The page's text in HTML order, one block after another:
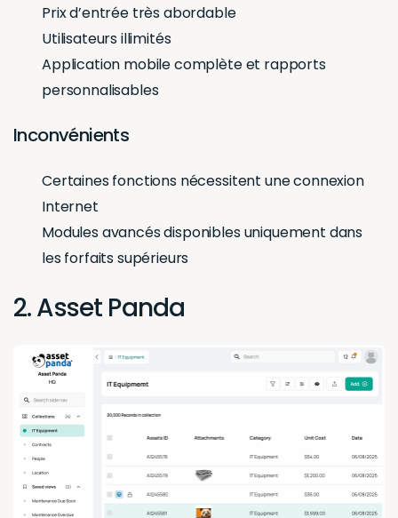
Prix d’entrée très abordable
Utilisateurs illimités
Application mobile complète et rapports
personnalisables
Inconvénients
Certaines fonctions nécessitent une connexion
Internet
Modules avancés disponibles uniquement dans
les forfaits supérieurs
2. Asset Panda